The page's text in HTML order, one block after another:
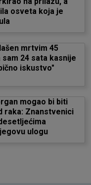
osveta koja je
mrtvim 45
sam 24 sata kasnije
iskustvo"
mogao bi biti
raka: Znanstvenici
ulogu